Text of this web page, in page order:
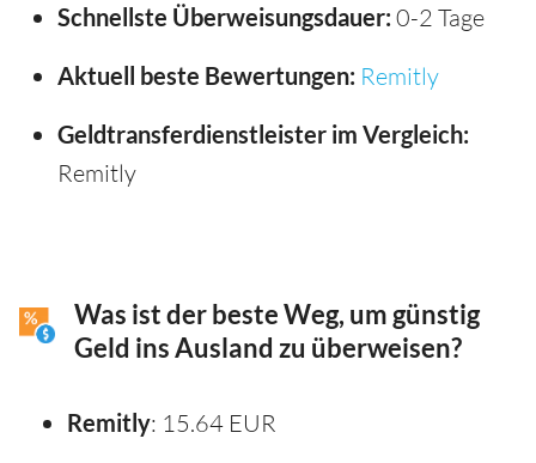
Schnellste Überweisungsdauer: 0-2 Tage
Aktuell beste Bewertungen: Remitly
Geldtransferdienstleister im Vergleich:
Remitly
Was ist der beste Weg, um günstig
Geld ins Ausland zu überweisen?
Remitly: 15.64 EUR